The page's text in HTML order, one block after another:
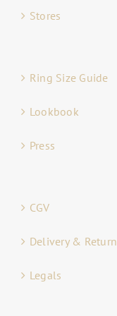
Stores
Ring Size Guide
Lookbook
Press
CGV
Delivery & Return
Legals